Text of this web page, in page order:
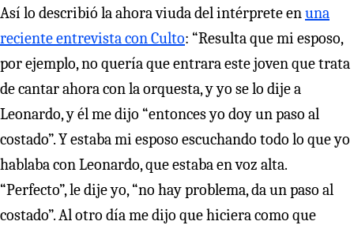
Así lo describió la ahora viuda del intérprete en una
reciente entrevista con Culto: “Resulta que mi esposo,
por ejemplo, no quería que entrara este joven que trata
de cantar ahora con la orquesta, y yo se lo dije a
Leonardo, y él me dijo “entonces yo doy un paso al
costado”. Y estaba mi esposo escuchando todo lo que yo
hablaba con Leonardo, que estaba en voz alta.
“Perfecto”, le dije yo, “no hay problema, da un paso al
costado”. Al otro día me dijo que hiciera como que